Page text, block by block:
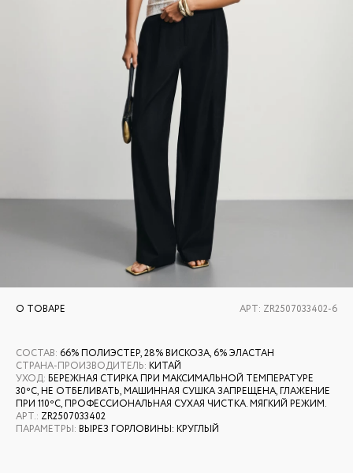
О ТОВАРЕ АРТ: ZR2507033402-6
СОСТАВ: 66% ПОЛИЭСТЕР, 28% ВИСКОЗА, 6% ЭЛАСТАН
СТРАНА-ПРОИЗВОДИТЕЛЬ: КИТАЙ
УХОД: БЕРЕЖНАЯ СТИРКА ПРИ МАКСИМАЛЬНОЙ ТЕМПЕРАТУРЕ
30ºС, НЕ ОТБЕЛИВАТЬ, МАШИННАЯ СУШКА ЗАПРЕЩЕНА, ГЛАЖЕНИЕ
ПРИ 110ºС, ПРОФЕССИОНАЛЬНАЯ СУХАЯ ЧИСТКА. МЯГКИЙ РЕЖИМ.
АРТ.: ZR2507033402
ПАРАМЕТРЫ: ВЫРЕЗ ГОРЛОВИНЫ: КРУГЛЫЙ